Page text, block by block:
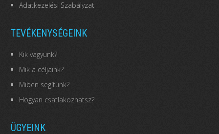
Adatkezelési Szabályzat
TEVÉKENYSÉGEINK
Kik vagyunk?
Mik a céljaink?
Miben segítünk?
Hogyan csatlakozhatsz?
ÜGYEINK